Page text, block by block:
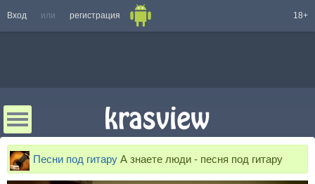
Вход или регистрация 18+
Песни под гитару А знаете люди - песня под гитару